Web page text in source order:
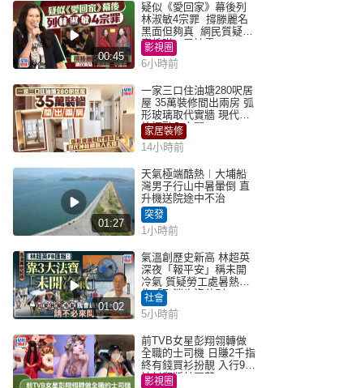
00:45
疑似《愛回家》幕後列
林淑敏4宗罪 撐滕麗名
黑面但夠真 網民質疑：
真係咁一早被雪
影視圈
6小時前
一家三口住油塘280呎居
屋 35萬裝修間出兩房 弧
形玻璃取代實牆 現代神
枱櫃融入玄關
家居裝修
14小時前
01:27
天氣極端酷熱︱大埔船
灣男子行山中暑暈倒 直
升機送院途中不治
突發
1小時前
01:02
氣溫創歷史新高 林超英
深夜「報平安」稱未開
冷氣 質疑勞工處暑熱警
告「取消也沒分別」
社會
5小時前
前TVB女星彭翔翎轉做
全職的士司機 日賺2千指
終有錢買衫扮靚 入行9年
被封翻版林夏薇
影視圈